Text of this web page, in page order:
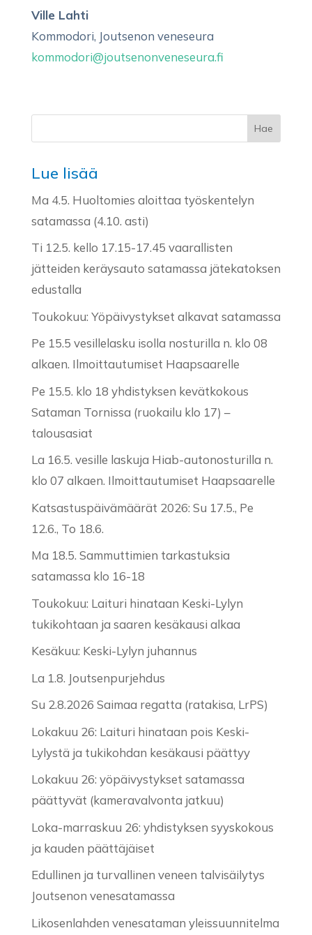
Ville Lahti
Kommodori, Joutsenon veneseura
kommodori@joutsenonveneseura.fi
Lue lisää
Ma 4.5. Huoltomies aloittaa työskentelyn
satamassa (4.10. asti)
Ti 12.5. kello 17.15-17.45 vaarallisten
jätteiden keräysauto satamassa jätekatoksen
edustalla
Toukokuu: Yöpäivystykset alkavat satamassa
Pe 15.5 vesillelasku isolla nosturilla n. klo 08
alkaen. Ilmoittautumiset Haapsaarelle
Pe 15.5. klo 18 yhdistyksen kevätkokous
Sataman Tornissa (ruokailu klo 17) –
talousasiat
La 16.5. vesille laskuja Hiab-autonosturilla n.
klo 07 alkaen. Ilmoittautumiset Haapsaarelle
Katsastuspäivämäärät 2026: Su 17.5., Pe
12.6., To 18.6.
Ma 18.5. Sammuttimien tarkastuksia
satamassa klo 16-18
Toukokuu: Laituri hinataan Keski-Lylyn
tukikohtaan ja saaren kesäkausi alkaa
Kesäkuu: Keski-Lylyn juhannus
La 1.8. Joutsenpurjehdus
Su 2.8.2026 Saimaa regatta (ratakisa, LrPS)
Lokakuu 26: Laituri hinataan pois Keski-
Lylystä ja tukikohdan kesäkausi päättyy
Lokakuu 26: yöpäivystykset satamassa
päättyvät (kameravalvonta jatkuu)
Loka-marraskuu 26: yhdistyksen syyskokous
ja kauden päättäjäiset
Edullinen ja turvallinen veneen talvisäilytys
Joutsenon venesatamassa
Likosenlahden venesataman yleissuunnitelma